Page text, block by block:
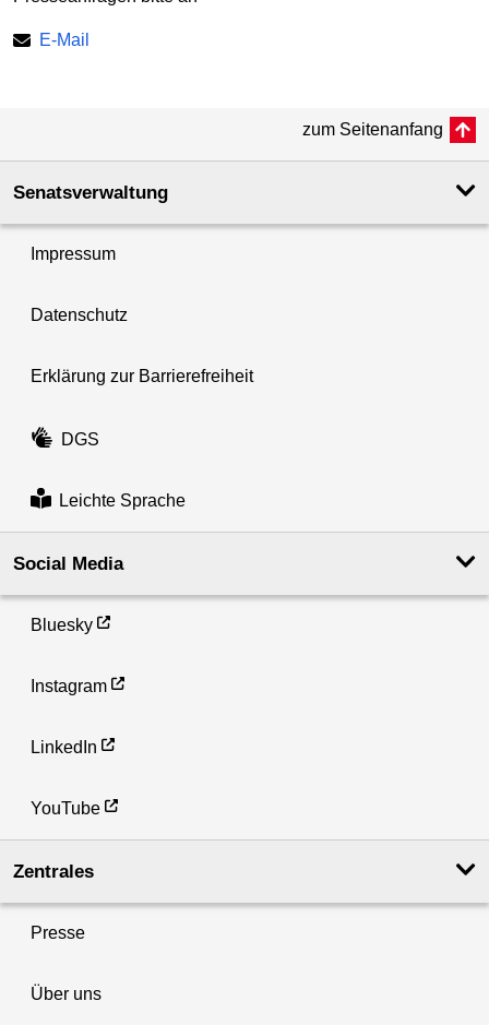
E-Mail
zum Seitenanfang
Senatsverwaltung
Impressum
Datenschutz
Erklärung zur Barrierefreiheit
DGS
Leichte Sprache
Social Media
Bluesky
Instagram
LinkedIn
YouTube
Zentrales
Presse
Über uns